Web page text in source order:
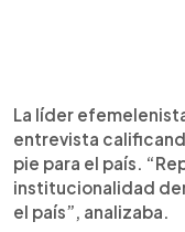
La líder
entrevista
pie para el país.
institucionalidad
el país”, analizaba.